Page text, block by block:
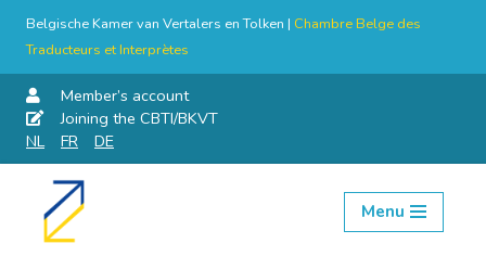
Belgische Kamer van Vertalers en Tolken | Chambre Belge des
Traducteurs et Interprètes
Member’s account
Joining the CBTI/BKVT
NL
FR DE
Skip
Menu